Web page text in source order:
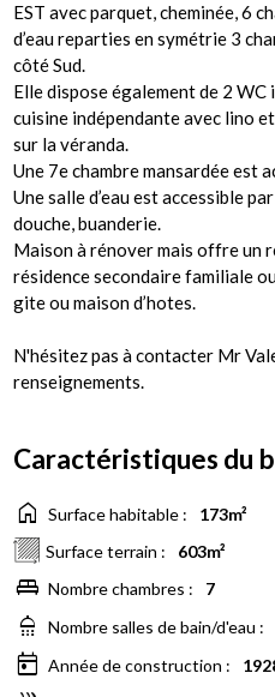
EST avec parquet, cheminée, 6
d’eau reparties en symétrie 3
côté Sud.
Elle dispose également de 2 WC
cuisine indépendante avec lino
sur la véranda.
Une 7e chambre mansardée est
Une salle d’eau est accessible
douche, buanderie.
Maison à rénover mais offre un
résidence secondaire familiale
gite ou maison d’hotes.
N'hésitez pas à contacter Mr
renseignements.
Caractéristiques du
home Surface habitable :
173m²
Surface terrain :
603m²
king_bed Nombre chambres : 7
shower Nombre salles de bain/d'eau :
today Année de construction :